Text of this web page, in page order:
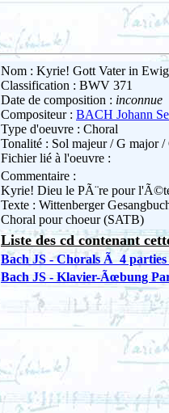
Nom : Kyrie! Gott Vater in
Classification : BWV 371
Date de composition : inconnue
Compositeur : BACH Johann
Type d'oeuvre : Choral
Tonalité : Sol majeur / G major /
Fichier lié à l'oeuvre :
Commentaire :
Kyrie! Dieu le PÃ¨re pour
Texte : Wittenberger
Choral pour choeur (SATB)
Liste des cd contenant
Bach JS - Chorals Ã 4
Bach JS - Klavier-Ãœbung